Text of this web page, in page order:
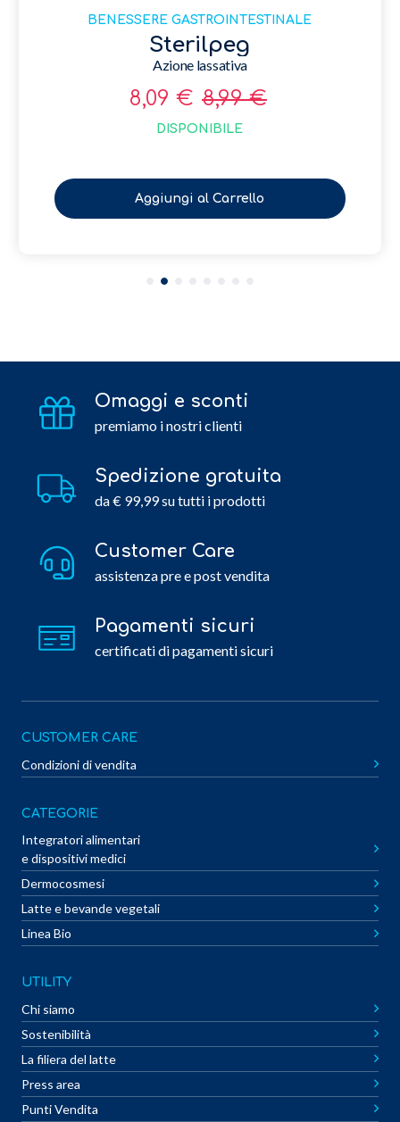
BENESSERE
Sterilcol
Digestivo bambini
13,41 €
Aggiungi al Carrello
Omaggi e sconti
premiamo i nostri clienti
Spedizione gratuita
da € 99,99 su tutti i prodotti
Customer Care
assistenza pre e post vendita
Pagamenti sicuri
certificati di pagamenti sicuri
CUSTOMER CARE
Condizioni di vendita
CATEGORIE
Integratori alimentari
e dispositivi medici
Dermocosmesi
Latte e bevande vegetali
Linea Bio
UTILITY
Chi siamo
Sostenibilità
La filiera del latte
Press area
Punti Vendita